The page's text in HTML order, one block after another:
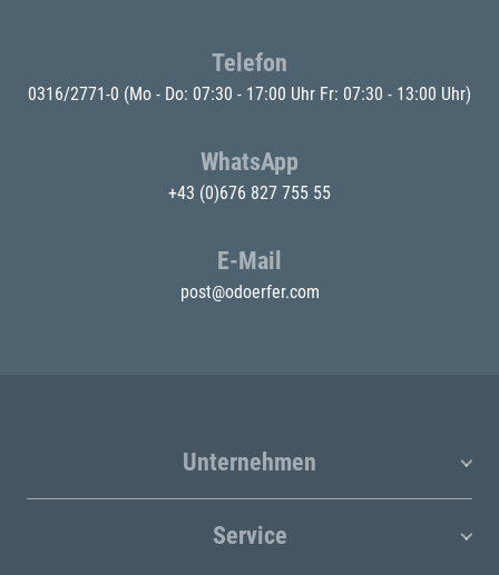
Telefon
0316/2771-0 (Mo - Do: 07:30 - 17:00 Uhr Fr: 07:30 - 13:00 Uhr)
WhatsApp
+43 (0)676 827 755 55
E-Mail
post@odoerfer.com
Unternehmen
Service